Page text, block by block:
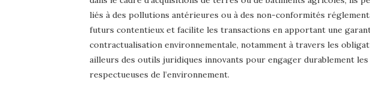
liés à des pollutions antérieures ou à des non-conformités
futurs contentieux et facilite les transactions en apportant une
contractualisation environnementale, notamment à travers les
ailleurs des outils juridiques innovants pour engager durablement
respectueuses de l’environnement.